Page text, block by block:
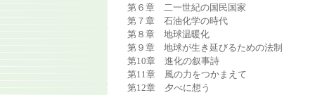
第６章 二一世紀の国民国家
第７章 石油化学の時代
第８章 地球温暖化
第９章 地球が生き延びるための法制
第10章 進化の叙事詩
第11章 風の力をつかまえて
第12章 夕べに想う